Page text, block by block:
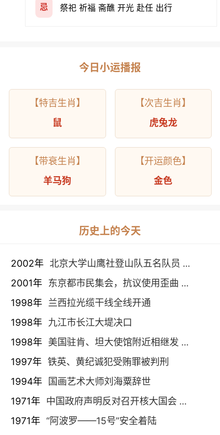
忌 祭祀 祈福 斋醮 开光 赴任 出行
今日小运播报
【特吉生肖】
鼠
【次吉生肖】
虎兔龙
【带衰生肖】
羊马狗
【开运颜色】
金色
历史上的今天
2002年 北京大学山鹰社登山队五名队员 ...
2001年 东京都市民集会，抗议使用歪曲 ...
1998年 兰西拉光缆干线全线开通
1998年 九江市长江大堤决口
1998年 美国驻肯、坦大使馆附近相继发 ...
1997年 铁英、黄纪诚犯受贿罪被判刑
1994年
国画艺术大师刘海粟辞世
1971年 中国政府声明反对召开核大国会 ...
1971年 “阿波罗——15号”安全着陆